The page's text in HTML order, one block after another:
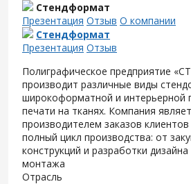
Стендформат
Презентация Отзыв О компании
Стендформат
Презентация Отзыв
Полиграфическое предприятие
производит различные виды
широкоформатной и интерьерной
печати на тканях. Компания
производителем заказов
полный цикл производства: от
конструкций и разработки
монтажа
Отрасль